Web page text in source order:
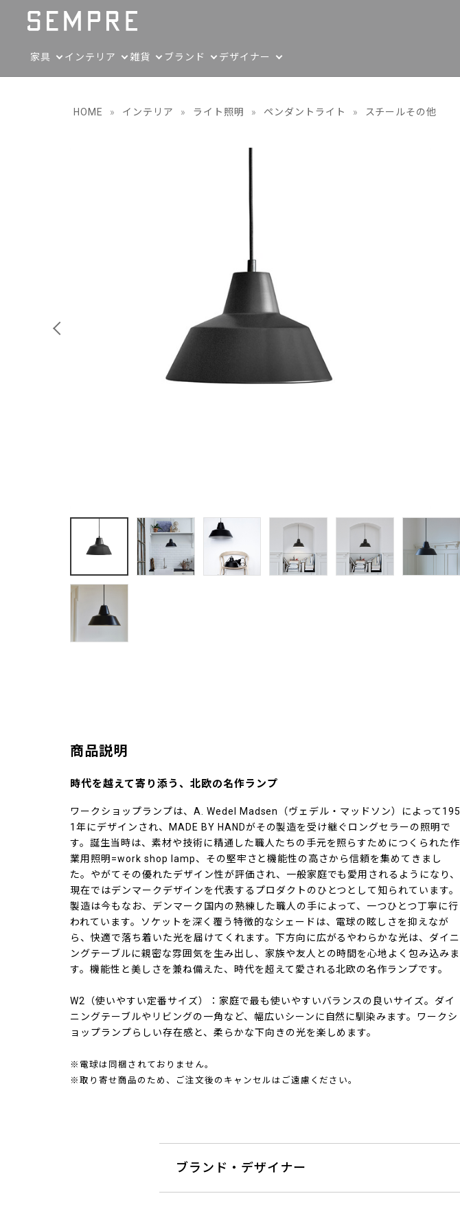
家具 インテリア 雑貨 ブランド デザイナー
HOME » インテリア » ライト照明 » ペンダントライト » スチールその他
商品説明
時代を越えて寄り添う、北欧の名作ランプ
ワークショップランプは、A. Wedel Madsen（ヴェデル・マッドソン）によって195
1年にデザインされ、MADE BY HANDがその製造を受け継ぐロングセラーの照明で
す。誕生当時は、素材や技術に精通した職人たちの手元を照らすためにつくられた作
業用照明=work shop lamp、その堅牢さと機能性の高さから信頼を集めてきまし
た。やがてその優れたデザイン性が評価され、一般家庭でも愛用されるようになり、
現在ではデンマークデザインを代表するプロダクトのひとつとして知られています。
製造は今もなお、デンマーク国内の熟練した職人の手によって、一つひとつ丁寧に行
われています。ソケットを深く覆う特徴的なシェードは、電球の眩しさを抑えなが
ら、快適で落ち着いた光を届けてくれます。下方向に広がるやわらかな光は、ダイニ
ングテーブルに親密な雰囲気を生み出し、家族や友人との時間を心地よく包み込みま
す。機能性と美しさを兼ね備えた、時代を超えて愛される北欧の名作ランプです。
W2（使いやすい定番サイズ）：家庭で最も使いやすいバランスの良いサイズ。ダイ
ニングテーブルやリビングの一角など、幅広いシーンに自然に馴染みます。ワークシ
ョップランプらしい存在感と、柔らかな下向きの光を楽しめます。
※電球は同梱されておりません。
※取り寄せ商品のため、ご注文後のキャンセルはご遠慮ください。
ブランド・デザイナー